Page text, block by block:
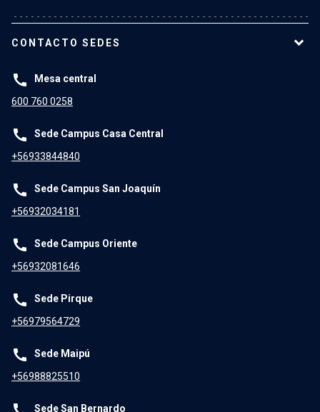
CONTACTO SEDES
call
Mesa central
600 760 0258
call
Sede Campus Casa Central
+56933844840
call
Sede Campus San Joaquín
+56932034181
call
Sede Campus Oriente
+56932081646
call
Sede Pirque
+56979564729
call
Sede Maipú
+56988825510
Sede San Bernardo